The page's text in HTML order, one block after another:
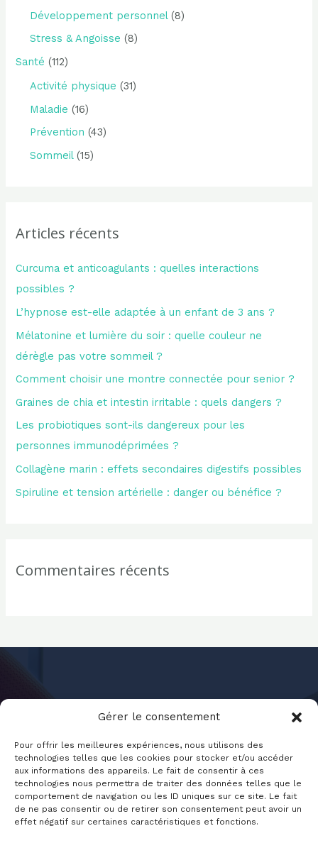
Gérer le consentement
Pour offrir les meilleures expériences, nous utilisons des
technologies telles que les cookies pour stocker et/ou accéder
aux informations des appareils. Le fait de consentir à ces
technologies nous permettra de traiter des données telles que le
comportement de navigation ou les ID uniques sur ce site. Le fait
de ne pas consentir ou de retirer son consentement peut avoir un
effet négatif sur certaines caractéristiques et fonctions.
Développement personnel(8)
Stress & Angoisse (8)
Santé (112)
Activité physique (31)
Maladie (16)
Prévention (43)
Sommeil(15)
Articles récents
Curcuma et anticoagulants : quelles interactions
possibles ?
L’hypnose est-elle adaptée à un enfant de 3 ans ?
Mélatonine et lumière du soir : quelle couleur ne
dérègle pas votre sommeil ?
Comment choisir une montre connectée pour senior ?
Graines de chia et intestin irritable : quels dangers ?
Les probiotiques sont-ils dangereux pour les
personnes immunodéprimées ?
Collagène marin : effets secondaires digestifs possibles
Spiruline et tension artérielle : danger ou bénéfice ?
Commentaires récents
Jounal-Sante.fr